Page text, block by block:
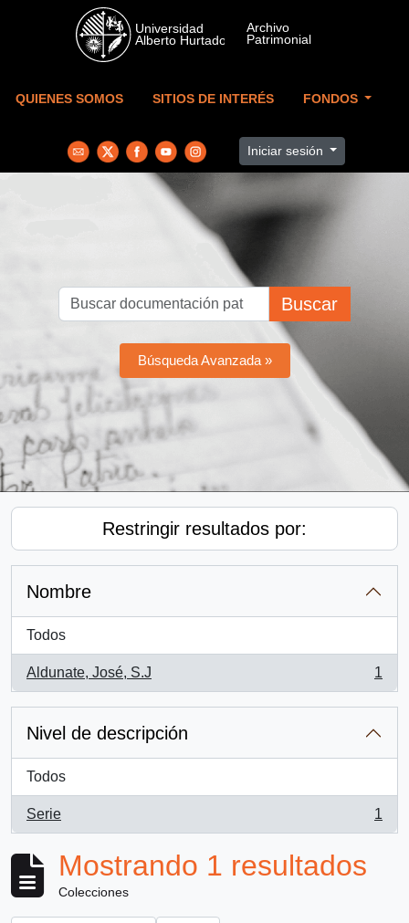
Skip to main content
QUIENES SOMOS SITIOS DE INTERÉS FONDOS
Iniciar sesión
Buscar
Búsqueda Avanzada »
Restringir resultados por:
Nombre
Todos
Aldunate, José, S.J
, 1 resultados
1
Nivel de descripción
Todos
Serie
, 1 resultados
1
Mostrando 1 resultados
Colecciones